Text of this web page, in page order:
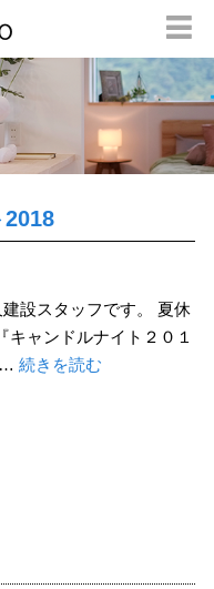

設スタッフです。 夏休
キャンドルナイト２０１
続きを読む